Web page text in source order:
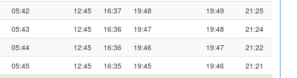
05:42 12:45 16:37 19:48 19:49
21:25
05:43 12:45 16:36 19:47 19:48
21:24
05:44 12:45 16:36 19:46 19:47
21:22
05:45 12:45 16:35 19:45 19:46
21:21